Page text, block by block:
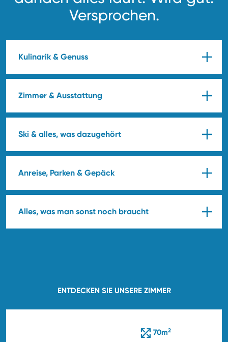
Versprochen.
Kulinarik & Genuss
Zimmer & Ausstattung
Ski & alles, was dazugehört
Anreise, Parken & Gepäck
Alles, was man sonst noch braucht
ENTDECKEN SIE UNSERE ZIMMER
70m2